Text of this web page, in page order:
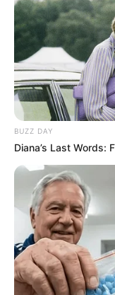
BUZZ DAY
Diana’s Last Words: